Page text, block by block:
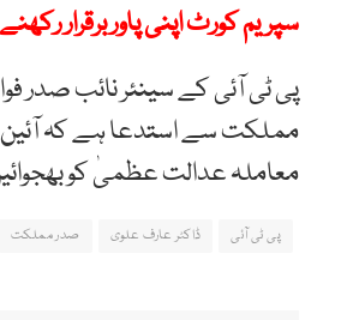
سپریم کورٹ اپنی پاور برقرار
پی ٹی آئی کے سینئر نائب
مملکت سے استدعا ہے کہ آئین
معاملہ عدالت عظمیٰ کو
پی ٹی آئی ڈاکٹر عارف علوی صدر مملکت